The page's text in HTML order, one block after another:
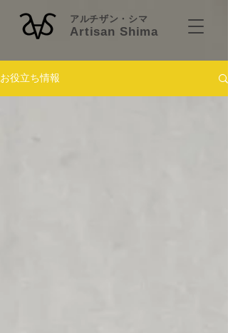
アルチザン・シマ
Artisan Shima
お役立ち情報